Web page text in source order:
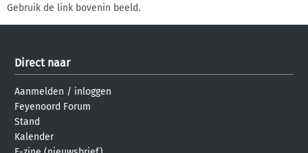
Gebruik de link bovenin beeld.
Direct naar
Aanmelden / inloggen
Feyenoord Forum
Stand
Kalender